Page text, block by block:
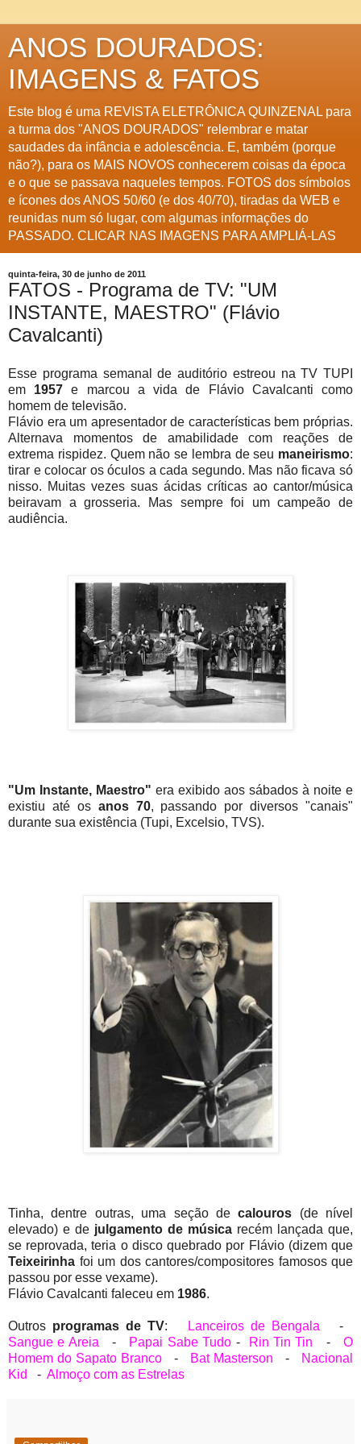
ANOS DOURADOS:
IMAGENS & FATOS
Este blog é uma REVISTA ELETRÔNICA QUINZENAL para
a turma dos "ANOS DOURADOS" relembrar e matar
saudades da infância e adolescência. E, também (porque
não?), para os MAIS NOVOS conhecerem coisas da época
e o que se passava naqueles tempos. FOTOS dos símbolos
e ícones dos ANOS 50/60 (e dos 40/70), tiradas da WEB e
reunidas num só lugar, com algumas informações do
PASSADO. CLICAR NAS IMAGENS PARA AMPLIÁ-LAS
quinta-feira, 30 de junho de 2011
FATOS - Programa de TV: "UM
INSTANTE, MAESTRO" (Flávio
Cavalcanti)
Esse programa semanal de auditório estreou na TV TUPI
em 1957 e marcou a vida de Flávio Cavalcanti como
homem de televisão.
Flávio era um apresentador de características bem próprias.
Alternava momentos de amabilidade com reações de
extrema rispidez. Quem não se lembra de seu maneirismo:
tirar e colocar os óculos a cada segundo. Mas não ficava só
nisso. Muitas vezes suas ácidas críticas ao cantor/música
beiravam a grosseria. Mas sempre foi um campeão de
audiência.
"Um Instante, Maestro" era exibido aos sábados à noite e
existiu até os anos 70, passando por diversos "canais"
durante sua existência (Tupi, Excelsio, TVS).
Tinha, dentre outras, uma seção decalouros (de nível
elevado) e de julgamento de música recém lançada que,
se reprovada, teria o disco quebrado por Flávio (dizem que
Teixeirinha foi um dos cantores/compositores famosos que
passou por esse vexame).
Flávio Cavalcanti faleceu em 1986.
Outros programas de TV: Lanceiros de Bengala -
Sangue e Areia - Papai Sabe Tudo - Rin Tin Tin -O
Homem do Sapato Branco - Bat Masterson -
Nacional
Kid
- Almoço com as Estrelas